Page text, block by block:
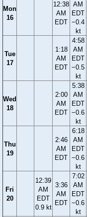
Mon
16
12:38
AM
EDT
AM
EDT
−0.4
kt
Tue
17
1:18
AM
EDT
4:58
AM
EDT
−0.5
kt
Wed
18
2:00
AM
EDT
5:38
AM
EDT
−0.6
kt
Thu
19
2:46
AM
EDT
6:18
AM
EDT
−0.6
kt
Fri
20
12:39
AM
EDT
0.9 kt
3:36
AM
EDT
7:02
AM
EDT
−0.6
kt